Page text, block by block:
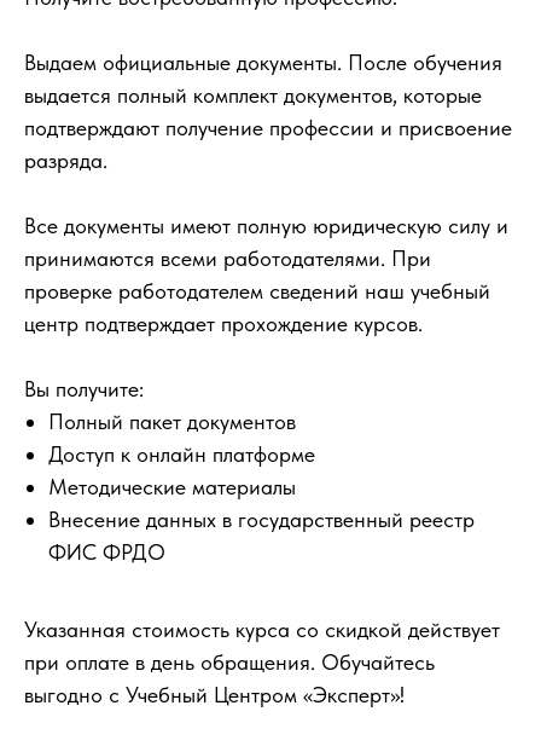
Выдаем официальные документы. После обучения
выдается полный комплект документов, которые
подтверждают получение профессии и присвоение
разряда.
Все документы имеют полную юридическую силу и
принимаются всеми работодателями. При
проверке работодателем сведений наш учебный
центр подтверждает прохождение курсов.
Вы получите:
Полный пакет документов
Доступ к онлайн платформе
Методические материалы
Внесение данных в государственный реестр
ФИС ФРДО
Указанная стоимость курса со скидкой действует
при оплате в день обращения. Обучайтесь
выгодно с Учебный Центром «Эксперт»!